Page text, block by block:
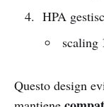
HPA
scaling
Questo design